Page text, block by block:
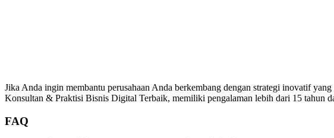
Jika Anda ingin membantu perusahaan Anda berkembang dengan strategi inovatif yang
Konsultan & Praktisi Bisnis Digital Terbaik, memiliki pengalaman lebih dari 15 tahun
FAQ